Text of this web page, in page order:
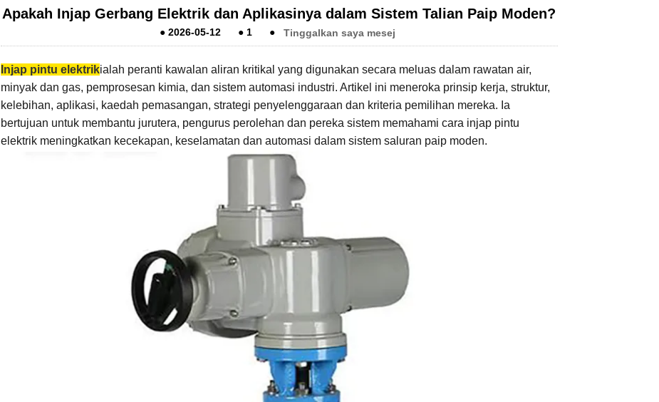
Apakah Injap Gerbang Elektrik dan Aplikasinya dalam Sistem Talian Paip Moden?
●2026-05-12 ●1 ● Tinggalkan saya mesej
Injap pintu elektrikialah peranti kawalan aliran kritikal yang digunakan secara meluas dalam rawatan air,
minyak dan gas, pemprosesan kimia, dan sistem automasi industri. Artikel ini meneroka prinsip kerja, struktur,
kelebihan, aplikasi, kaedah pemasangan, strategi penyelenggaraan dan kriteria pemilihan mereka. Ia
bertujuan untuk membantu jurutera, pengurus perolehan dan pereka sistem memahami cara injap pintu
elektrik meningkatkan kecekapan, keselamatan dan automasi dalam sistem saluran paip moden.